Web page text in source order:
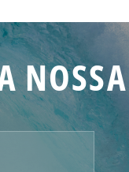
NOSSA